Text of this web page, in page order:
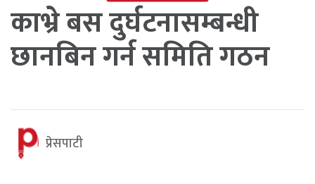
काभ्रे बस दुर्घटनासम्बन्धी
छानबिन गर्न समिति गठन
प्रेसपाटी